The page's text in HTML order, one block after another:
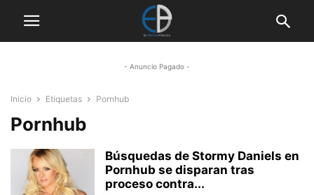
- Anuncio Pagado -
Inicio Etiquetas Pornhub
Pornhub
Búsquedas de Stormy Daniels en
Pornhub se disparan tras
proceso contra...